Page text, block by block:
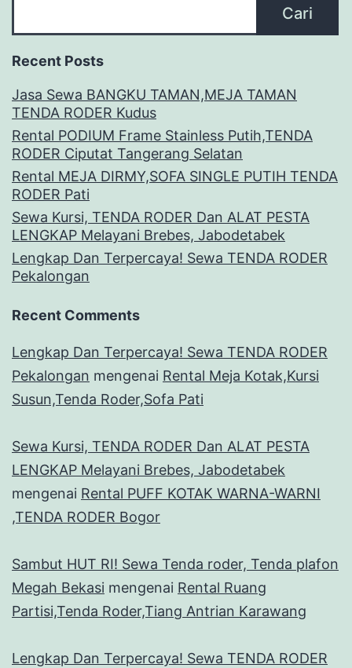
Cari
Recent Posts
Jasa Sewa BANGKU TAMAN,MEJA TAMAN
TENDA RODER Kudus
Rental PODIUM Frame Stainless Putih,TENDA
RODER Ciputat Tangerang Selatan
Rental MEJA DIRMY,SOFA SINGLE PUTIH TENDA
RODER Pati
Sewa Kursi, TENDA RODER Dan ALAT PESTA
LENGKAP Melayani Brebes, Jabodetabek
Lengkap Dan Terpercaya! Sewa TENDA RODER
Pekalongan
Recent Comments
Lengkap Dan Terpercaya! Sewa TENDA RODER
Pekalongan mengenai Rental Meja Kotak,Kursi
Susun,Tenda Roder,Sofa Pati
Sewa Kursi, TENDA RODER Dan ALAT PESTA
LENGKAP Melayani Brebes, Jabodetabek
mengenai Rental PUFF KOTAK WARNA-WARNI
,TENDA RODER Bogor
Sambut HUT RI! Sewa Tenda roder, Tenda plafon
Megah Bekasi mengenai Rental Ruang
Partisi,Tenda Roder,Tiang Antrian Karawang
Lengkap Dan Terpercaya! Sewa TENDA RODER